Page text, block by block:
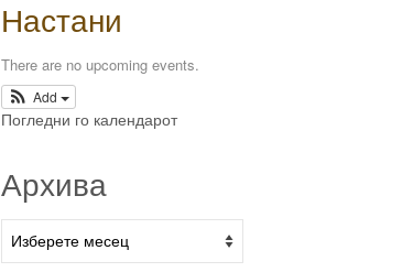
Настани
There are no upcoming events.
Add
Погледни го календарот
Архива